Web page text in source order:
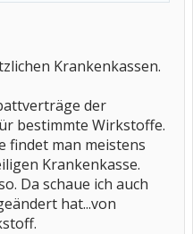
Krankenkassen.
der
bestimmte Wirkstoffe.
findet man meistens
Krankenkasse.
Da schaue ich auch
hat...von